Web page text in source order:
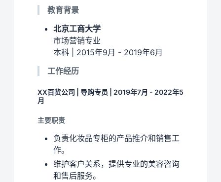
教育背景
北京工商大学
市场营销专业
本科 | 2015年9月 - 2019年6月
工作经历
XX百货公司 | 导购专员 | 2019年7月 - 2022年5
月
主要职责
负责化妆品专柜的产品推介和销售工
作。
维护客户关系，提供专业的美容咨询
和售后服务。